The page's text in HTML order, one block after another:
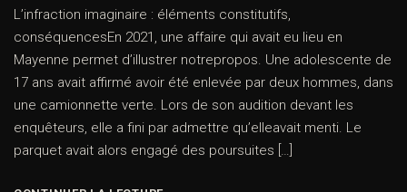
L’infraction imaginaire : éléments constitutifs,
conséquencesEn 2021, une affaire qui avait eu lieu en
Mayenne permet d’illustrer notrepropos. Une adolescente de
17 ans avait affirmé avoir été enlevée par deux hommes, dans
une camionnette verte. Lors de son audition devant les
enquêteurs, elle a fini par admettre qu’elleavait menti. Le
parquet avait alors engagé des poursuites […]